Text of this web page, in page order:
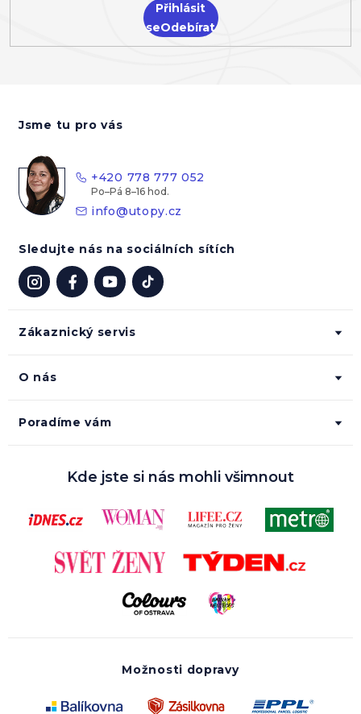
Přihlásit
se
Zákaznický servis
O nás
Poradíme vám
Jsme tu pro vás
+420 778 777 052
info@utopy.cz
Sledujte nás na sociálních sítích
Kde jste si nás mohli všimnout
Možnosti dopravy